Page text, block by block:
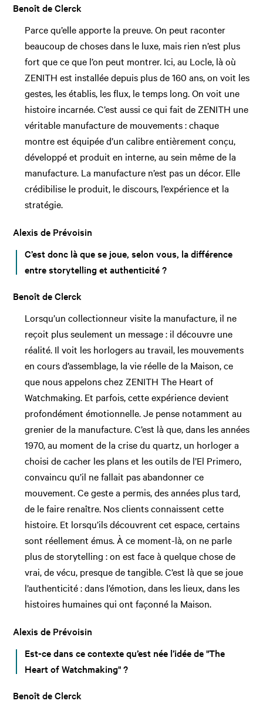
Benoît de Clerck
Parce qu’elle apporte la preuve. On peut raconter
beaucoup de choses dans le luxe, mais rien n’est plus
fort que ce que l’on peut montrer. Ici, au Locle, là où
ZENITH est installée depuis plus de 160 ans, on voit les
gestes, les établis, les flux, le temps long. On voit une
histoire incarnée. C’est aussi ce qui fait de ZENITH une
véritable manufacture de mouvements : chaque
montre est équipée d’un calibre entièrement conçu,
développé et produit en interne, au sein même de la
manufacture. La manufacture n’est pas un décor. Elle
crédibilise le produit, le discours, l’expérience et la
stratégie.
Alexis de Prévoisin
C’est donc là que se joue, selon vous, la différence
entre storytelling et authenticité ?
Benoît de Clerck
Lorsqu’un collectionneur visite la manufacture, il ne
reçoit plus seulement un message : il découvre une
réalité. Il voit les horlogers au travail, les mouvements
en cours d’assemblage, la vie réelle de la Maison, ce
que nous appelons chez ZENITH The Heart of
Watchmaking. Et parfois, cette expérience devient
profondément émotionnelle. Je pense notamment au
grenier de la manufacture. C’est là que, dans les années
1970, au moment de la crise du quartz, un horloger a
choisi de cacher les plans et les outils de l’El Primero,
convaincu qu’il ne fallait pas abandonner ce
mouvement. Ce geste a permis, des années plus tard,
de le faire renaître. Nos clients connaissent cette
histoire. Et lorsqu’ils découvrent cet espace, certains
sont réellement émus. À ce moment-là, on ne parle
plus de storytelling : on est face à quelque chose de
vrai, de vécu, presque de tangible. C’est là que se joue
l’authenticité : dans l’émotion, dans les lieux, dans les
histoires humaines qui ont façonné la Maison.
Alexis de Prévoisin
Est-ce dans ce contexte qu’est née l’idée de "The
Heart of Watchmaking" ?
Benoît de Clerck